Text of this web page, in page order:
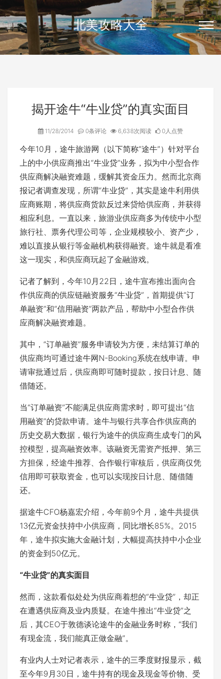
北美攻略大全
揭开途牛“牛业贷”的真实面目
11/28/2014 0条评论 6,638次阅读 0人点赞
今年10月，途牛旅游网（以下简称“途牛”）针对平台
上的中小供应商推出“牛业贷”业务，拟为中小型合作
供应商解决融资难题，缓解其资金压力。然而北京商
报记者调查发现，所谓“牛业贷”，其实是途牛利用供
应商账期，将供应商货款反过来贷给供应商，并获得
相应利息。一直以来，旅游业供应商多为传统中小型
旅行社、票务代理公司等，企业规模较小、资产少，
难以直接从银行等金融机构获得融资。途牛就是看准
这一现实，和供应商玩起了金融游戏。
记者了解到，今年10月22日，途牛宣布推出面向合
作供应商的供应链融资服务“牛业贷”，首期提供“订
单融资”和“信用融资”两款产品，帮助中小型合作供
应商解决融资难题。
其中，“订单融资”服务申请较为方便，未结算订单的
供应商均可通过途牛网N-Booking系统在线申请。申
请审批通过后，供应商即可随时提款，按日计息、随
借随还。
当“订单融资”不能满足供应商需求时，即可提出“信
用融资”的贷款申请。途牛与银行共享合作供应商的
历史交易大数据，银行为途牛的供应商生成专门的风
控模型，提高融资效率。该融资无需资产抵押、第三
方担保，经途牛推荐、合作银行审核后，供应商仅凭
信用即可获取资金，也可以实现按日计息、随借随
还。
据途牛CFO杨嘉宏介绍，今年前9个月，途牛共提供
13亿元资金扶持中小供应商，同比增长85%。2015
年，途牛拟实施大金融计划，大幅提高扶持中小企业
的资金到50亿元。
“牛业贷”的真实面目
然而，这款看似处处为供应商着想的“牛业贷”，却正
在遭遇供应商及业内质疑。在途牛推出“牛业贷”之
后，其CEO于敦德谈论途牛的金融业务时称，“我们
有现金流，我们能真正做金融”。
有业内人士对记者表示，途牛的三季度财报显示，截
至今年9月30日，途牛持有的现金及现金等价物、受